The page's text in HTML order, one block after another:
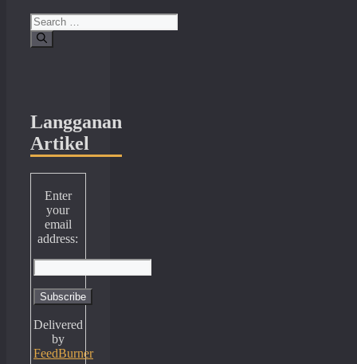
Search
for:
Langganan
Artikel
Enter
your
email
address:
Delivered
by
FeedBurner